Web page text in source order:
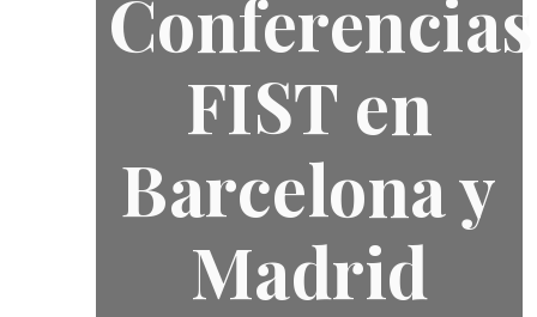
Conferencias
FIST en
Barcelona y
Madrid